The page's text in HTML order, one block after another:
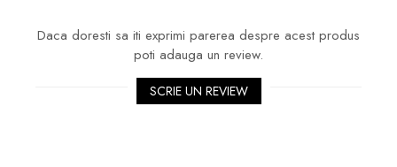
Daca doresti sa iti exprimi parerea despre acest produs
poti adauga un review.
SCRIE UN REVIEW